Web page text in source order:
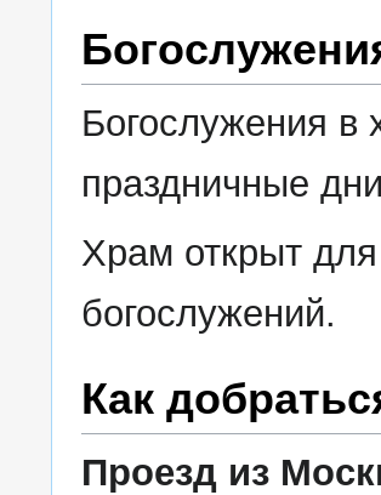
Богослужения
праздничные
Храм открыт
богослужений.
Как
Проезд из